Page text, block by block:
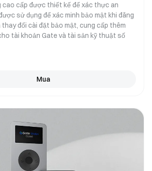
cao cấp được thiết kế để xác thực an
sử dụng để xác minh bảo mật khi đăng
đổi cài đặt bảo mật, cung cấp thêm
tài khoản Gate và tài sản kỹ thuật số
Mua